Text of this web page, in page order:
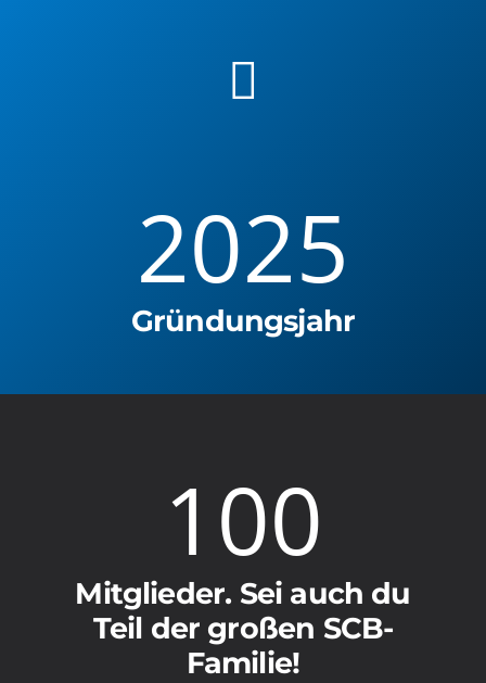
2025
Gründungsjahr
100
Mitglieder. Sei auch du
Teil der großen SCB-
Familie!